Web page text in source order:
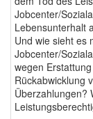
Jobcenter/
Lebensunterhalt
Und wie sieht es
Jobcenter/
wegen
Rückabwicklung
Überzahlungen?